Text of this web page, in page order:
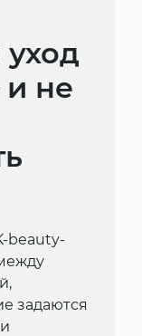
и не
beauty-
задаются